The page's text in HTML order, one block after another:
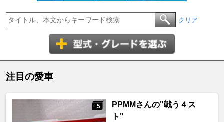
クリア
注目の愛車
+ 5
PPMMさんの"戦う４ス
ト"